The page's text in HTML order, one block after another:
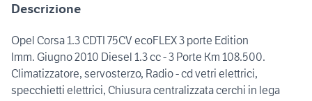
Descrizione
Opel Corsa 1.3 CDTI 75CV ecoFLEX 3 porte Edition
Imm. Giugno 2010 Diesel 1.3 cc - 3 Porte Km 108.500.
Climatizzatore, servosterzo, Radio - cd vetri elettrici,
specchietti elettrici, Chiusura centralizzata cerchi in lega